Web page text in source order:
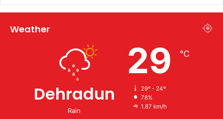
Weather
Dehradun
Rain
29 ℃
29º - 24º
78%
1.87 km/h